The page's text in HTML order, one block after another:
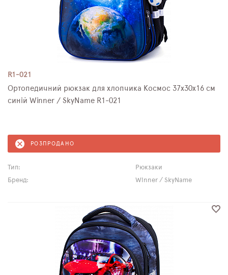
R1-021
Ортопедичний рюкзак для хлопчика Космос 37х30х16 см
синій Winner / SkyName R1-021
РОЗПРОДАНО
Тип:
Рюкзаки
Бренд:
Winner / SkyName